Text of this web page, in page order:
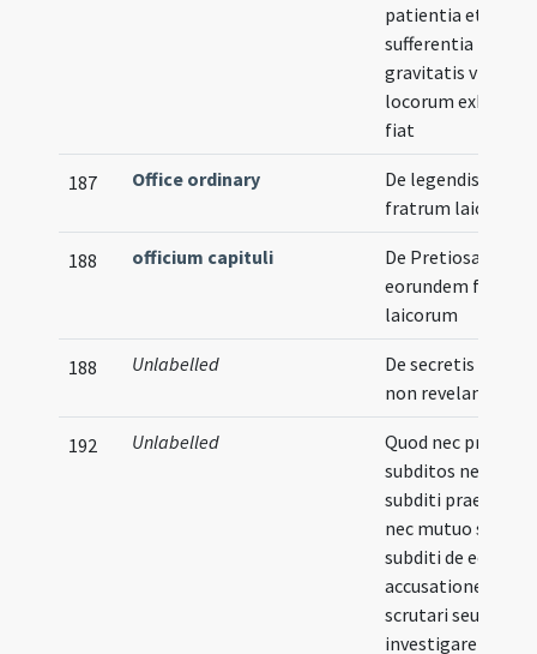
patientia et
sufferentia
gravitatis viarum
locorum
fiat
187 Office ordinary
De legendis horis
fratrum laicorum
188 officium capituli
De Pretiosa
eorundem
laicorum
188 Unlabelled
De secretis
non revelandis
192 Unlabelled
Quod nec praelati
subditos nec
subditi praelatos
nec mutuo se
subditi de eorum
accusatione
scrutari seu
investigare